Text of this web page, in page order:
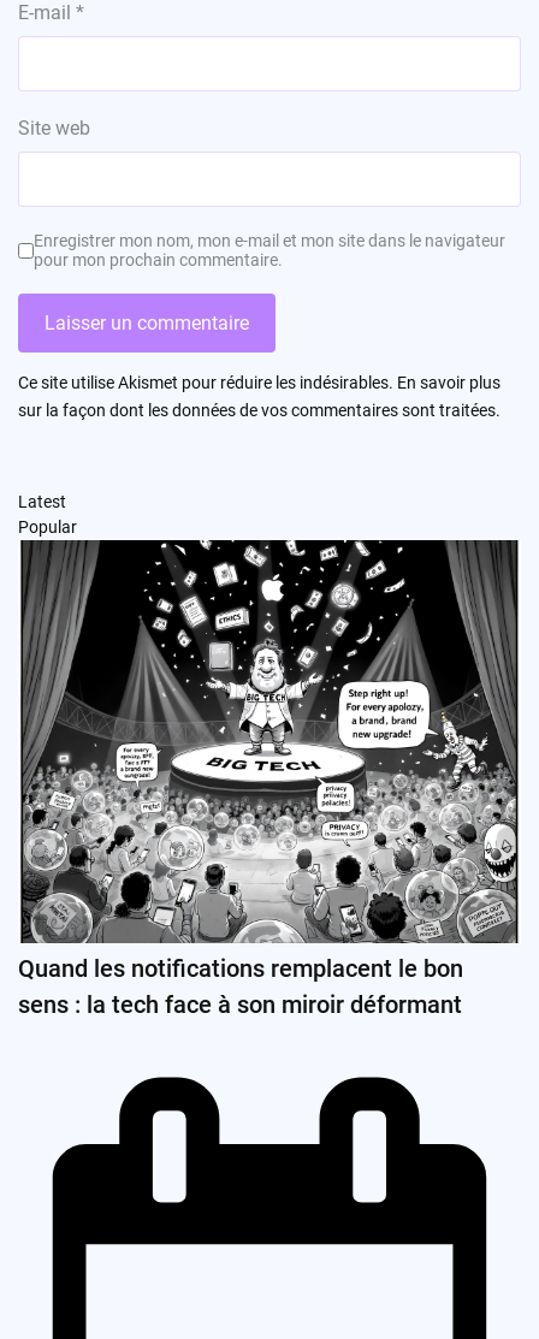
E-mail *
Site web
Enregistrer mon nom, mon e-mail et mon site dans le navigateur
pour mon prochain commentaire.
Ce site utilise Akismet pour réduire les indésirables. En savoir plus
sur la façon dont les données de vos commentaires sont traitées.
Latest
Popular
Quand les notifications remplacent le bon
sens : la tech face à son miroir déformant